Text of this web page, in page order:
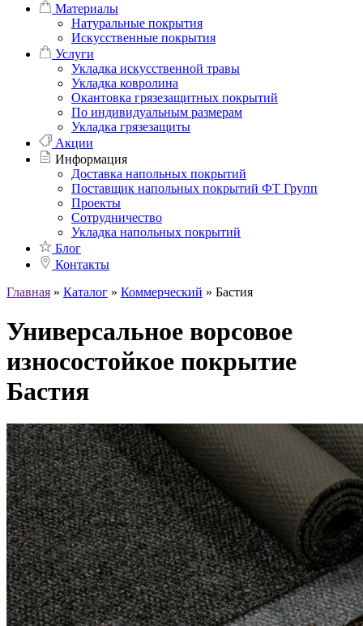
Материалы
Натуральные покрытия
Искусственные покрытия
Услуги
Укладка искусственной травы
Укладка ковролина
Окантовка грязезащитных покрытий
По индивидуальным размерам
Укладка грязезащиты
Акции
Информация
Доставка напольных покрытий
Поставщик напольных покрытий ФТ Групп
Проекты
Сотрудничество
Укладка напольных покрытий
Блог
Контакты
Главная » Каталог » Коммерческий » Бастия
Универсальное ворсовое
износостойкое покрытие
Бастия